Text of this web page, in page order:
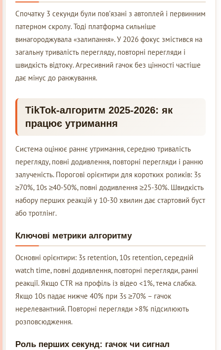
Спочатку 3 секунди були пов’язані з автоплей і первинним
патерном скролу. Тоді платформа сильніше
винагороджувала «залипання». У 2026 фокус змістився на
загальну тривалість перегляду, повторні перегляди і
швидкість відтоку. Агресивний гачок без цінності частіше
дає мінус до ранжування.
TikTok-алгоритм 2025-2026: як
працює утримання
Система оцінює раннє утримання, середню тривалість
перегляду, повні додивлення, повторні перегляди і ранню
залученість. Порогові орієнтири для коротких роликів: 3s
≥70%, 10s ≥40-50%, повні додивлення ≥25-30%. Швидкість
набору перших реакцій у 10-30 хвилин дає стартовий буст
або тротлінг.
Ключові метрики алгоритму
Основні орієнтири: 3s retention, 10s retention, середній
watch time, повні додивлення, повторні перегляди, ранні
реакції. Якщо CTR на профіль із відео <1%, тема слабка.
Якщо 10s падає нижче 40% при 3s ≥70% – гачок
нерелевантний. Повторні перегляди >8% підсилюють
розповсюдження.
Роль перших секунд: гачок чи сигнал